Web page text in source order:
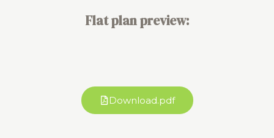
Flat plan preview:
Download.pdf